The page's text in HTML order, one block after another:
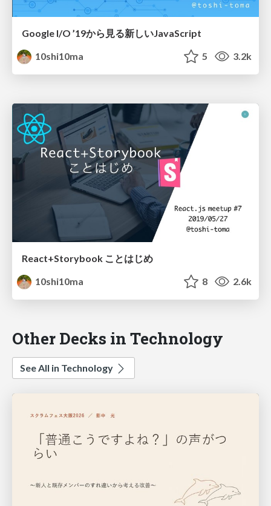
Google I/O ’19から見る新しいJavaScript
10shi10ma
5 3.2k
React+Storybook ことはじめ
10shi10ma
8 2.6k
Other Decks in Technology
See All in Technology